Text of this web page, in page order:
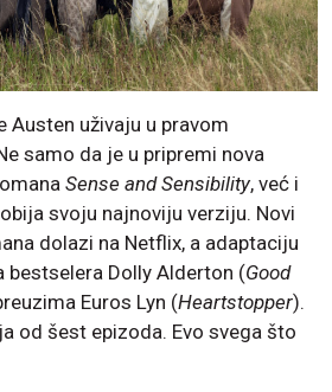
Austen uživaju u pravom
samo da je u pripremi nova
Sense and Sensibility, već i
svoju najnoviju verziju. Novi
dolazi na Netflix, a adaptaciju
Dolly Alderton (Good
Euros Lyn (Heartstopper).
od šest epizoda. Evo svega što